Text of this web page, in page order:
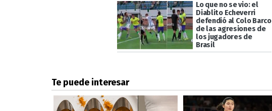
Lo que no se vio: el
Diablito Echeverri
defendió al Colo Barco
de las agresiones de
los jugadores de
Brasil